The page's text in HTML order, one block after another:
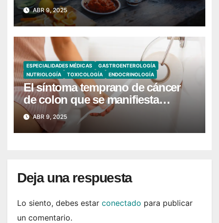
ABR 9, 2025
ESPECIALIDADES MÉDICAS
GASTROENTEROLOGÍA
NUTRIOLOGÍA
TOXICOLOGÍA ENDOCRINOLOGÍA
El síntoma temprano de cáncer
de colon que se manifiesta
cuando vas al baño
ABR 9, 2025
Deja una respuesta
Lo siento, debes estar conectado para publicar
un comentario.